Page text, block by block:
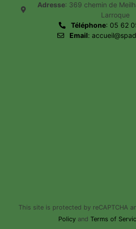
Adresse: 369 chemin de
Larroque
Téléphone: 05 62
Email:
This site is protected by reCAPTCHA
Policyand Terms of